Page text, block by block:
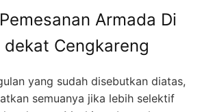
Armada Di
dekat Cengkareng
yang sudah disebutkan diatas,
semuanya jika lebih selektif